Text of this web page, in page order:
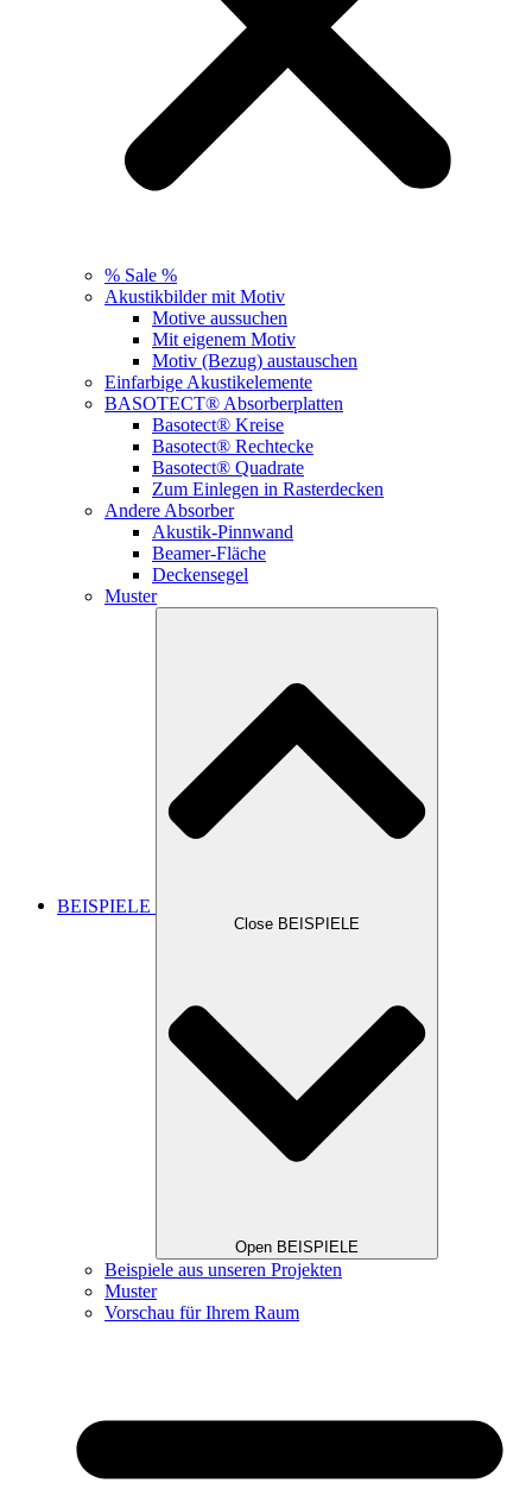
% Sale %
Akustikbilder mit Motiv
Motive aussuchen
Mit eigenem Motiv
Motiv (Bezug) austauschen
Einfarbige Akustikelemente
BASOTECT® Absorberplatten
Basotect® Kreise
Basotect® Rechtecke
Basotect® Quadrate
Zum Einlegen in Rasterdecken
Andere Absorber
Akustik-Pinnwand
Beamer-Fläche
Deckensegel
Muster
BEISPIELE
Close BEISPIELE
Open BEISPIELE
Beispiele aus unseren Projekten
Muster
Vorschau für Ihrem Raum